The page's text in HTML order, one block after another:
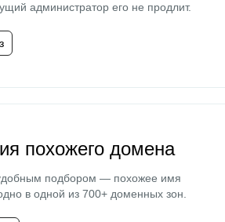
администратор его не продлит.
похожего домена
подбором — похожее имя
в одной из 700+ доменных зон.